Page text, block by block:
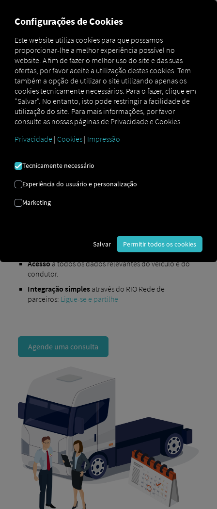
RIO 4 ALUGUEL
O seu complemento digital para
empresas modernas de aluguer de
camiões.
Digitalize a sua frota de aluguer e deixe os seus
clientes mais satisfeitos.
sabe que a eficiência, a transparência e a experiência
RIO4Rental, digitaliza a sua frota, automatiza
processos e oferece aos seus clientes um verdadeiro
valor acrescentado – tudo isto sem esforço
Sincronização de veículos
entre RIO Contas
Acessoa todos os dados relevantes do veículo e do
condutor.
Integração simplesatravés do RIO Rede de
parceiros: Ligue-se e partilhe
Agende uma consulta
Configurações de Cookies
Este website utiliza cookies para que possamos
proporcionar-lhe a melhor experiência possível no
website. A fim de fazer o melhor uso do site e das suas
ofertas, por favor aceite a utilização destes cookies. Tem
também a opção de utilizar o site utilizando apenas os
cookies tecnicamente necessários. Para o fazer, clique em
"Salvar". No entanto, isto pode restringir a facilidade de
utilização do site. Para mais informações, por favor
consulte as nossas páginas de Privacidade e Cookies.
Privacidade | Cookies | Impressão
Tecnicamente necessário
Experiência do usuário e personalização
Marketing
Salvar Permitir todos os cookies